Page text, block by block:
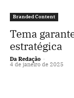
Branded Content
Tema
estratégica
Da Redação -
4 de janeiro de 2025